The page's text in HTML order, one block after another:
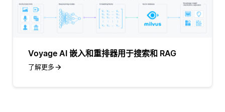
Voyage AI 嵌入和重排器用于搜索和 RAG
了解更多